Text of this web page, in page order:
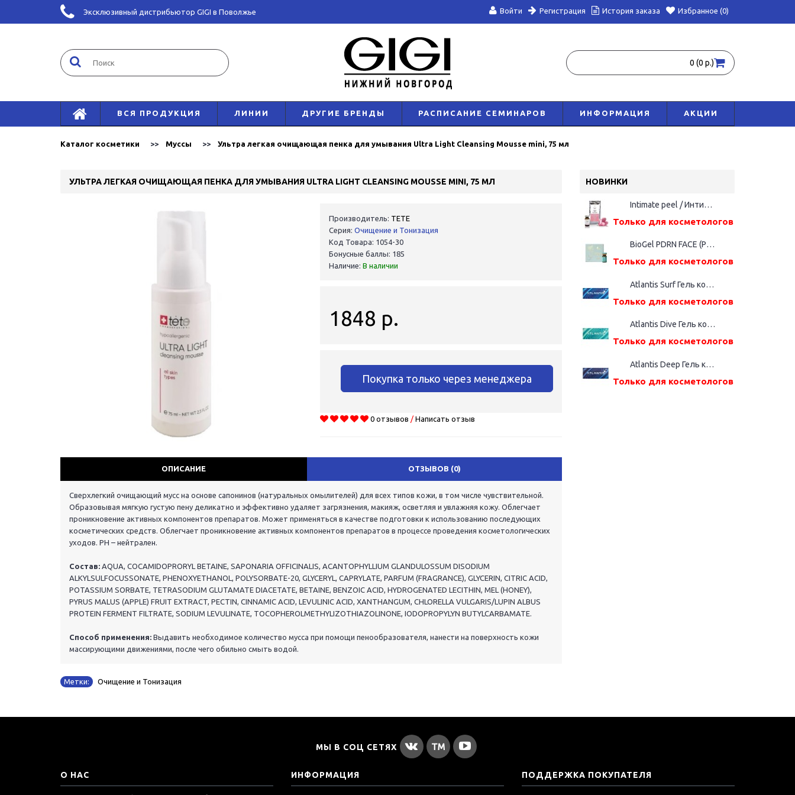
Эксклюзивный дистрибьютор GIGI в Поволжье Войти Регистрация История заказа Избранное (0)
0 (0 р.)
ВСЯ ПРОДУКЦИЯ ЛИНИИ ДРУГИЕ БРЕНДЫ РАСПИСАНИЕ СЕМИНАРОВ ИНФОРМАЦИЯ АКЦИИ
Каталог косметики Муссы Ультра легкая очищающая пенка для умывания Ultra Light Cleansing Mousse mini, 75 мл
УЛЬТРА ЛЕГКАЯ ОЧИЩАЮЩАЯ ПЕНКА ДЛЯ УМЫВАНИЯ ULTRA LIGHT CLEANSING MOUSSE MINI, 75 МЛ
Производитель: TETE
Серия: Очищение и Тонизация
Код Товара: 1054-30
Бонусные баллы: 185
Наличие: В наличии
1848 р.
Покупка только через менеджера
0 отзывов / Написать отзыв
ОПИСАНИЕ ОТЗЫВОВ (0)
Сверхлегкий очищающий мусс на основе сапонинов (натуральных омылителей) для всех типов кожи, в том числе чувствительной.
Образовывая мягкую густую пену деликатно и эффективно удаляет загрязнения, макияж, осветляя и увлажняя кожу. Облегчает
проникновение активных компонентов препаратов. Может применяться в качестве подготовки к использованию последующих
косметических средств. Облегчает проникновение активных компонентов препаратов в процессе проведения косметологических
уходов. PH – нейтрален.
Состав: AQUA, COCAMIDOPRORYL BETAINE, SAPONARIA OFFICINALIS, ACANTOPHYLLIUM GLANDULOSSUM DISODIUM
ALKYLSULFOCUSSONATE, PHENOXYETHANOL, POLYSORBATE-20, GLYCERYL, CAPRYLATE, PARFUM (FRAGRANCE), GLYCERIN, CITRIC ACID,
POTASSIUM SORBATE, TETRASODIUM GLUTAMATE DIACETATE, BETAINE, BENZOIC ACID, HYDROGENATED LECITHIN, MEL (HONEY),
PYRUS MALUS (APPLE) FRUIT EXTRACT, PECTIN, CINNAMIC ACID, LEVULINIC ACID, XANTHANGUM, CHLORELLA VULGARIS/LUPIN ALBUS
PROTEIN FERMENT FILTRATE, SODIUM LEVULINATE, TOCOPHEROLMETHYLIZOTHIAZOLINONE, IODOPROPYLYN BUTYLCARBAMATE.
Способ применения: Выдавить необходимое количество мусса при помощи пенообразователя, нанести на поверхность кожи
массирующими движениями, после чего обильно смыть водой.
Метки: Очищение и Тонизация
НОВИНКИ
Intimate peel / Интимный пилинг, 5 мл
Только для косметологов
BioGel PDRN FACE (Русалка), фл. 5мл
Только для косметологов
Atlantis Surf Гель косметический, шприц дозатор (2,2%(ВМ), 1,0 мл)
Только для косметологов
Atlantis Dive Гель косметический, шприц дозатор (2,4%(ВМ), 1,0 мл)
Только для косметологов
Atlantis Deep Гель косметический, шприц дозатор (2,6%(ВМ), 1,0 мл)
Только для косметологов
МЫ В СОЦ СЕТЯХ
О НАС ИНФОРМАЦИЯ ПОДДЕРЖКА ПОКУПАТЕЛЯ